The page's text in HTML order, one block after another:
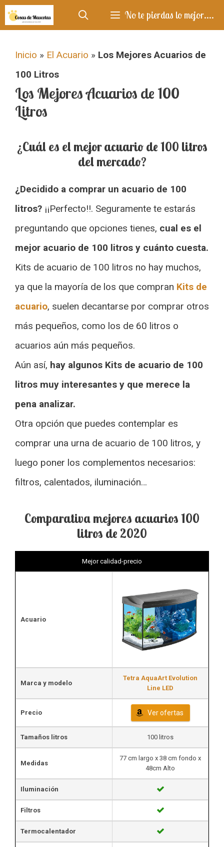
Saltar
al
No te pierdas lo mejor....
Inicio » El Acuario » Los Mejores Acuarios de
100 Litros
Los Mejores Acuarios de 100
Litros
¿Cuál es el mejor acuario de 100 litros
del mercado?
¿Decidido a comprar un acuario de 100
litros? ¡¡Perfecto!!. Seguramente te estarás
preguntando que opciones tienes, cual es el
mejor acuario de 100 litros y cuánto cuesta.
Kits de acuario de 100 litros no hay muchos,
ya que la mayoría de los que compran Kits de
acuario, suelen decantarse por comprar otros
más pequeños, como los de 60 litros o
acuarios aún más pequeños.
Aún así, hay algunos Kits de acuario de 100
litros muy interesantes y que merece la
pena analizar.
Otra opción que puedes contemplar es
comprar una urna de acuario de 100 litros, y
luego poner los complementos necesarios:
filtros, calentados, iluminación…
Comparativa mejores acuarios 100
litros de 2020
Mejor calidad-precio
Acuario
Marca y modelo
Tetra AquaArt Evolution
Line LED
Precio Ver ofertas
Tamaños litros 100 litros
Medidas
77 cm largo x 38 cm fondo x
48cm Alto
Iluminación
Filtros
Termocalentador